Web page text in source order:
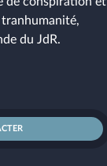
du JdR.